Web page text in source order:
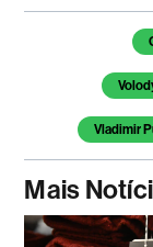
Temas deste
Vladimir
Mais